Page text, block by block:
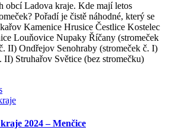
obcí Ladova kraje. Kde mají letos
Pořadí je čistě náhodné, který se
Kamenice Hrusice Čestlice Kostelec
Louňovice Nupaky Říčany (stromeček
II) Ondřejov Senohraby (stromeček č. I)
II) Struhařov Světice (bez stromečku)
2024 – Menčice